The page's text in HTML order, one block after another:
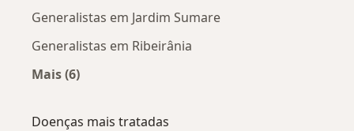
Generalistas em Jardim Sumare
Generalistas em Ribeirânia
Mais (6)
Doenças mais tratadas